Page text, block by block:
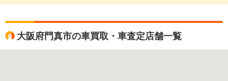
大阪府門真市の車買取・車査定店舗一覧